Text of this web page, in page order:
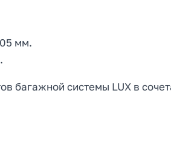
мм.
багажной системы LUX в